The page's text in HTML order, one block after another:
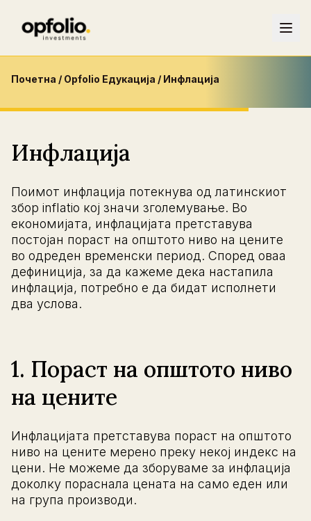
Почетна / Opfolio Едукација / Инфлација
Инфлација
Поимот инфлација потекнува од латинскиот
збор inflatio кој значи зголемување. Во
економијата, инфлацијата претставува
постојан пораст на општото ниво на цените
во одреден временски период. Според оваа
дефиниција, за да кажеме дека настапила
инфлација, потребно е да бидат исполнети
два услова.
1. Пораст на општото ниво
на цените
Инфлацијата претставува пораст на општото
ниво на цените мерено преку некој индекс на
цени. Не можеме да зборуваме за инфлација
доколку пораснала цената на само еден или
на група производи.